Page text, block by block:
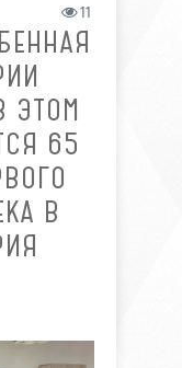
11
ЭТОМ
65
В